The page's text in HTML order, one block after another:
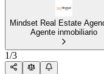
Mindset Real Estate
Agente inmobiliario
1/3